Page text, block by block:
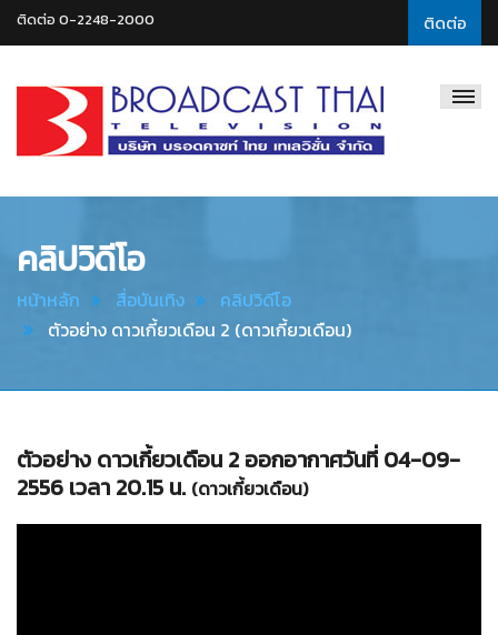
ติดต่อ
ติดต่อ 0-2248-2000
Thai
คลิปวิดีโอ
หน้าหลัก สื่อบันเทิง
คลิปวิดีโอ
ตัวอย่าง ดาวเกี้ยวเดือน 2 (ดาวเกี้ยวเดือน)
ตัวอย่าง ดาวเกี้ยวเดือน 2 ออกอากาศวันที่ 04-09-
2556 เวลา 20.15 น. (ดาวเกี้ยวเดือน)